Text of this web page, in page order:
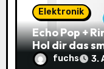
Elektronik
Echo Pop +
Hol dir das
fuchs 3.